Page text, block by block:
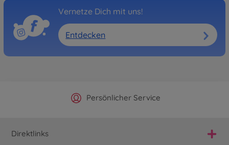
Vernetze Dich mit uns!
Entdecken
Offizieller Hersteller Shop
Persönlicher Service
Versandkostenfrei ab 25€
Schnelle Lieferung
Direktlinks